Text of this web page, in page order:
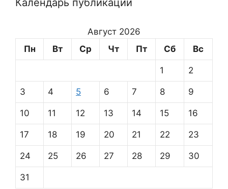
Календарь публикаций
Август 2026
Пн
Вт Ср Чт Пт Сб Вс
1 2
3 4 5 6 7 8 9
10 11 12 13 14 15 16
17 18 19 20 21 22 23
24 25 26 27 28 29 30
31